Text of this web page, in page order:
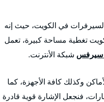
في الكويت، حيث إنه
تغطية مساحة كبيرة، تعمل
سيرفس شبكة الأنترنت.
وكذلك كافة الأجهزة، كما
فنجعل الإشارة قوية قادرة